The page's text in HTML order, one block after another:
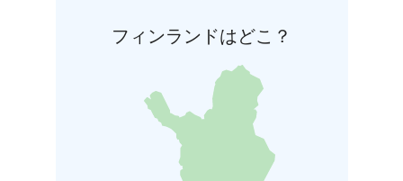
フィンランドはどこ？